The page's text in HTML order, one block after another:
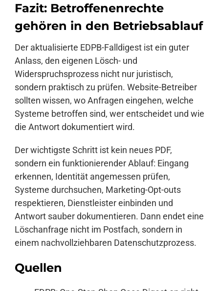
Fazit: Betroffenenrechte
gehören in den Betriebsablauf
Der aktualisierte EDPB-Falldigest ist ein guter
Anlass, den eigenen Lösch- und
Widerspruchsprozess nicht nur juristisch,
sondern praktisch zu prüfen. Website-Betreiber
sollten wissen, wo Anfragen eingehen, welche
Systeme betroffen sind, wer entscheidet und wie
die Antwort dokumentiert wird.
Der wichtigste Schritt ist kein neues PDF,
sondern ein funktionierender Ablauf: Eingang
erkennen, Identität angemessen prüfen,
Systeme durchsuchen, Marketing-Opt-outs
respektieren, Dienstleister einbinden und
Antwort sauber dokumentieren. Dann endet eine
Löschanfrage nicht im Postfach, sondern in
einem nachvollziehbaren Datenschutzprozess.
Quellen